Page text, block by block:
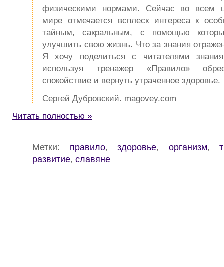
физическими нормами. Сейчас во всем
мире отмечается всплеск интереса к
тайным, сакральным, с помощью
улучшить свою жизнь. Что за знания
Я хочу поделиться с читателями
используя тренажер «Правило»
спокойствие и вернуть утраченное здоровье.
Сергей Дубровский. magovey.com
Читать полностью »
Метки: правило,здоровье, организм,
развитие, славяне